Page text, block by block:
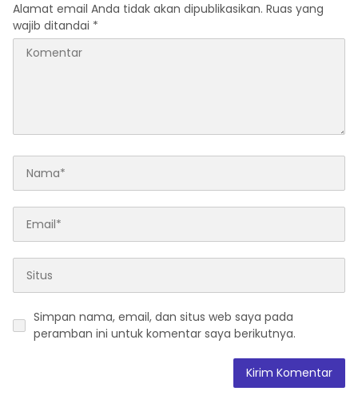
Alamat email Anda tidak akan dipublikasikan. Ruas yang
wajib ditandai *
Simpan nama, email, dan situs web saya pada
peramban ini untuk komentar saya berikutnya.